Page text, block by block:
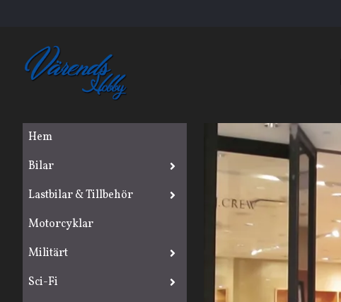
Hem
Bilar
Lastbilar & Tillbehör
Motorcyklar
Militärt
Sci-Fi